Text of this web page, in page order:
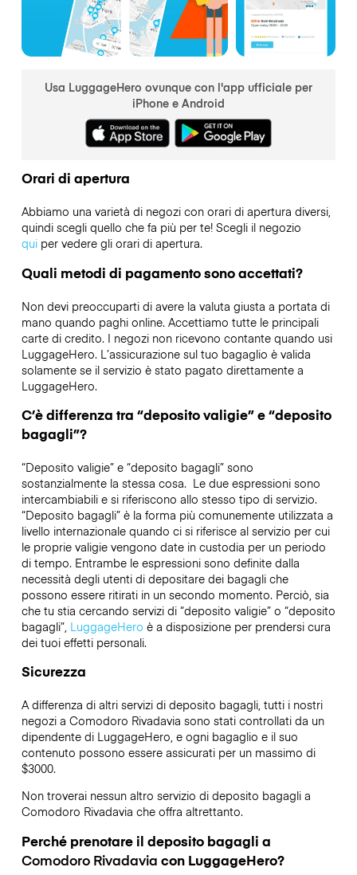
Usa LuggageHero ovunque con l'app ufficiale per
iPhone e Android
Orari di apertura
Abbiamo una varietà di negozi con orari di apertura diversi,
quindi scegli quello che fa più per te! Scegli il negozio
quiper vedere gli orari di apertura.
Quali metodi di pagamento sono accettati?
Non devi preoccuparti di avere la valuta giusta a portata di
mano quando paghi online. Accettiamo tutte le principali
carte di credito. I negozi non ricevono contante quando usi
LuggageHero. L’assicurazione sul tuo bagaglio è valida
solamente se il servizio è stato pagato direttamente a
LuggageHero.
C’è differenza tra “deposito valigie” e “deposito
bagagli”?
“Deposito valigie” e “deposito bagagli” sono
sostanzialmente la stessa cosa. Le due espressioni sono
intercambiabili e si riferiscono allo stesso tipo di servizio.
“Deposito bagagli” è la forma più comunemente utilizzata a
livello internazionale quando ci si riferisce al servizio per cui
le proprie valigie vengono date in custodia per un periodo
di tempo. Entrambe le espressioni sono definite dalla
necessità degli utenti di depositare dei bagagli che
possono essere ritirati in un secondo momento. Perciò, sia
che tu stia cercando servizi di “deposito valigie” o “deposito
bagagli”, LuggageHero è a disposizione per prendersi cura
dei tuoi effetti personali.
Sicurezza
A differenza di altri servizi di deposito bagagli,tutti i nostri
negozi a Comodoro Rivadavia sono stati controllati da un
dipendente di LuggageHero, e ogni bagaglio e il suo
contenuto possono essere assicurati per un massimo di
$3000.
Non troverai nessun altro servizio di deposito bagagli a
Comodoro Rivadavia che offra altrettanto.
Perché prenotare il deposito bagagli a
Comodoro Rivadavia con LuggageHero?